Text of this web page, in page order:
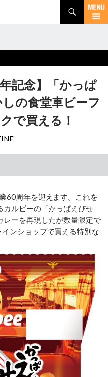
記念】「かっぱ
の食堂車ビーフ
で買える！
60周年を迎えます。これを
カルビーの「かっぱえびせ
レーを再現したが数量限定で
ンショップで買える特別な